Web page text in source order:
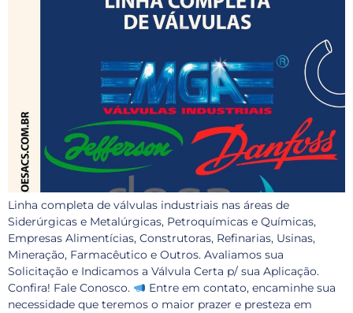
Linha completa de válvulas industriais nas áreas de
Siderúrgicas e Metalúrgicas, Petroquímicas e Químicas,
Empresas Alimentícias, Construtoras, Refinarias, Usinas,
Mineração, Farmacêutico e Outros. Avaliamos sua
Solicitação e Indicamos a Válvula Certa p/ sua Aplicação.
Confira! Fale Conosco.
Entre em contato, encaminhe sua
necessidade que teremos o maior prazer e presteza em